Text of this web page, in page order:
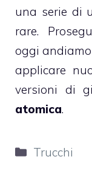
una serie di
rare.
oggi
applicare
versioni di
atomica.
Categorie
Trucchi